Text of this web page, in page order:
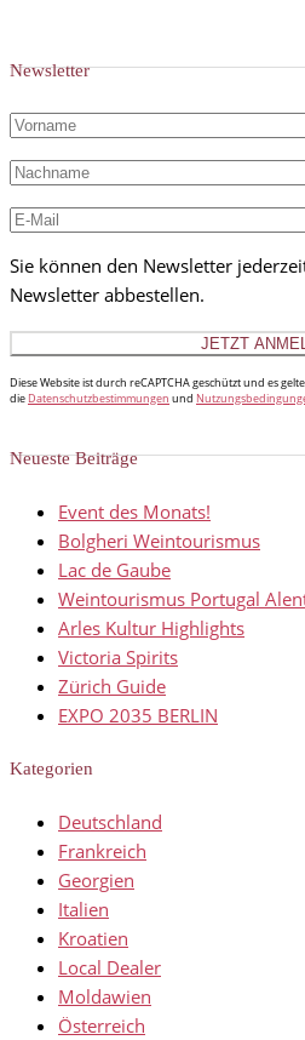
Newsletter
Sie können den Newsletter
Newsletter abbestellen.
Diese Website ist durch reCAPTCHA geschützt und es
die Datenschutzbestimmungen und
Neueste Beiträge
Event des Monats!
Bolgheri Weintourismus
Lac de Gaube
Weintourismus Portugal
Arles Kultur Highlights
Victoria Spirits
Zürich Guide
EXPO 2035 BERLIN
Kategorien
Deutschland
Frankreich
Georgien
Italien
Kroatien
Local Dealer
Moldawien
Österreich